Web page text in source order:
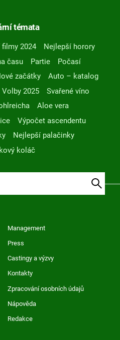
témata
2024
Nejlepší horory
času Partie
Počasí
začátky
Auto – katalog
Volby 2025
Svařené víno
Aloe vera
Výpočet ascendentu
Nejlepší palačinky
koláč
Management
Press
Castingy a výzvy
Kontakty
Zpracování osobních údajů
Nápověda
Redakce